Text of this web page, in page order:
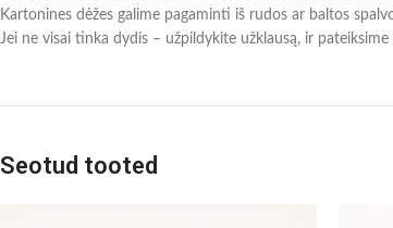
Kartonines dėžes galime pagaminti iš rudos ar baltos
Jei ne visai tinka dydis – užpildykite užklausą, ir
Seotud tooted